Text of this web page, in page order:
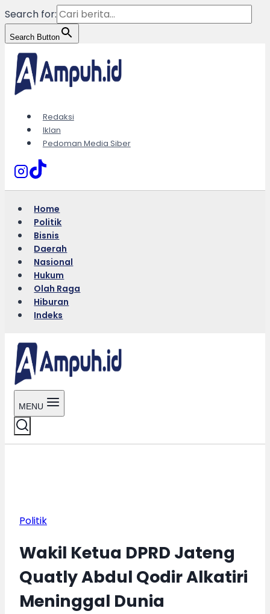
Search for:
Search Button
Skip
content
Redaksi
Iklan
Pedoman Media Siber
Home
Politik
Bisnis
Daerah
Nasional
Hukum
Olah Raga
Hiburan
Indeks
MENU
Politik
Wakil Ketua DPRD Jateng
Quatly Abdul Qodir Alkatiri
Meninggal Dunia